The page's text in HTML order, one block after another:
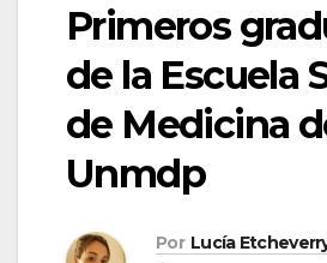
Primeros
de la Escuela
de Medicina
Unmdp
Por Lucía